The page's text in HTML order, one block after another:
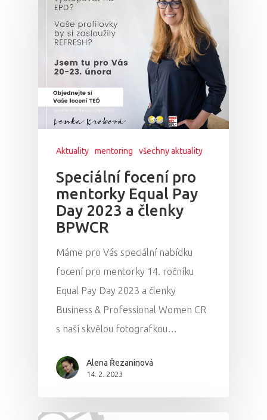
Aktuality mentoring všechny aktuality
Speciální focení pro
mentorky Equal Pay
Day 2023 a členky
BPWCR
Máme pro Vás speciální nabídku
focení pro mentorky 14. ročníku
Equal Pay Day 2023 a členky
Business & Professional Women CR
s naší skvělou fotografkou…
Alena Řezaninová
14. 2. 2023